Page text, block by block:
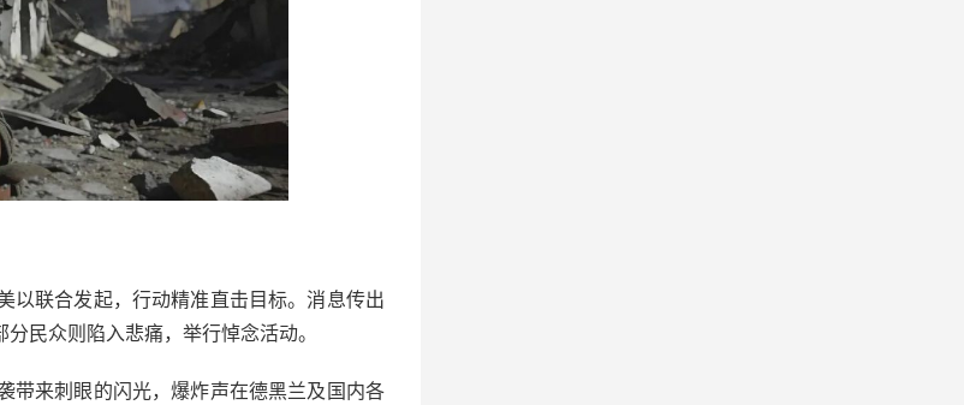
以联合发起，行动精准直击目标。消息传出
民众则陷入悲痛，举行悼念活动。
带来刺眼的闪光，爆炸声在德黑兰及国内各